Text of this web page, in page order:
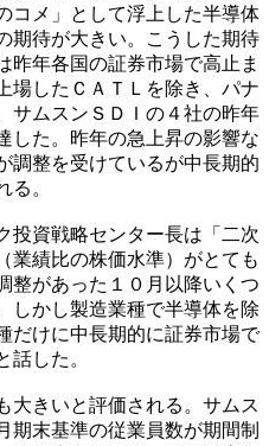
コメ」として浮上した半導体
期待が大きい。こうした期待
昨年各国の証券市場で高止ま
場したＣＡＴＬを除き、パナ
サムスンＳＤＩの４社の昨年
した。昨年の急上昇の影響な
調整を受けているが中長期的
る。
投資戦略センター長は「二次
業績比の株価水準）がとても
整があった１０月以降いくつ
しかし製造業種で半導体を除
だけに中長期的に証券市場で
話した。
大きいと評価される。サムス
期末基準の従業員数が期間制